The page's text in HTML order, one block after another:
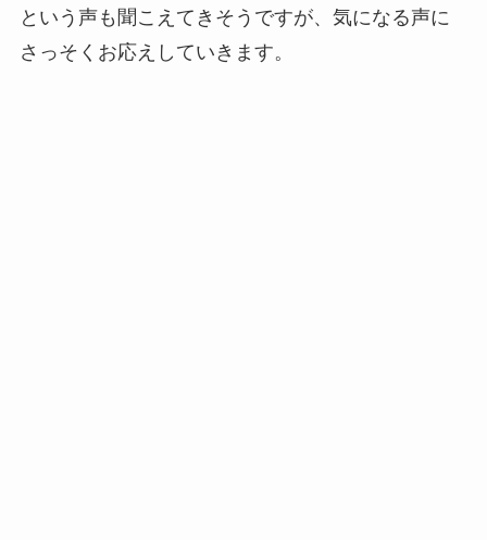
という声も聞こえてきそうですが、気になる声に
さっそくお応えしていきます。